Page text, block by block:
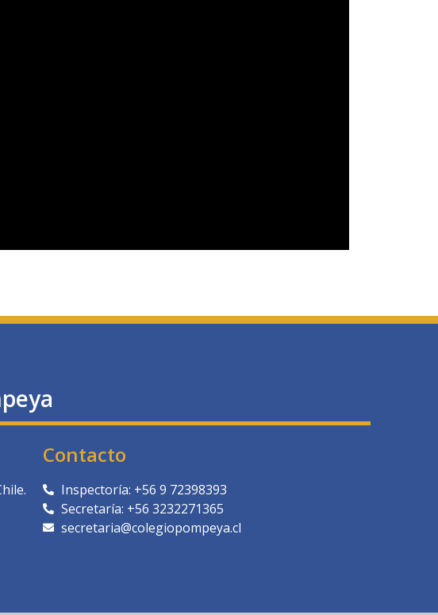
Contacto
Inspectoría: +56 9 72398393
Secretaría: +56 3232271365
secretaria@colegiopompeya.cl